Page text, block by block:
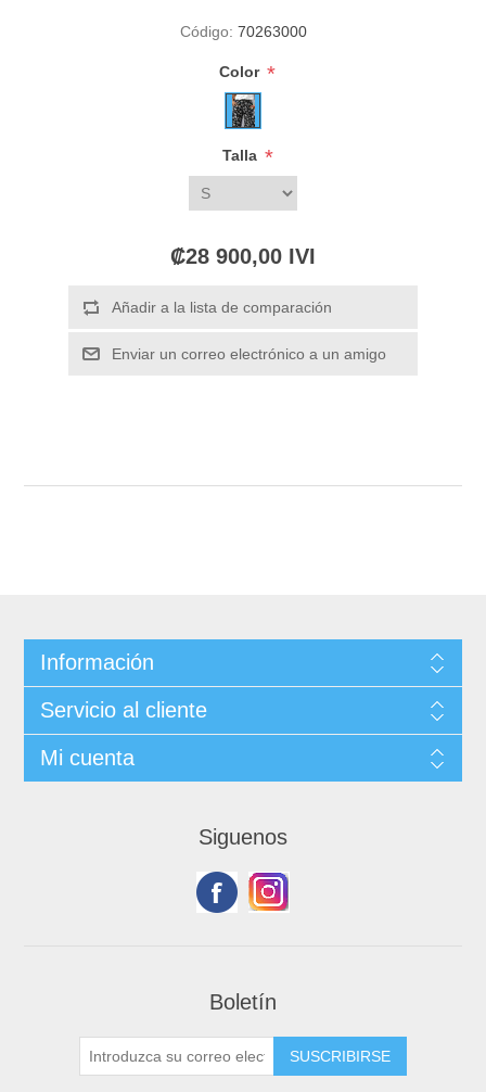
Código: 70263000
Color *
Talla *
₡28 900,00 IVI
Información
Servicio al cliente
Mi cuenta
Siguenos
Boletín